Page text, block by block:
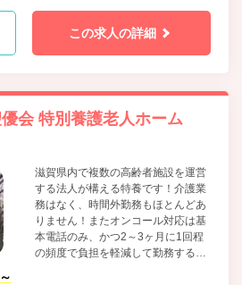
この求人の詳細
会 特別養護老人ホーム
滋賀県内で複数の高齢者施設を運営
する法人が構える特養です！介護業
務はなく、時間外勤務もほとんどあ
りません！またオンコール対応は基
本電話のみ、かつ2～3ヶ月に1回程
の頻度で負担を軽減して勤務するこ